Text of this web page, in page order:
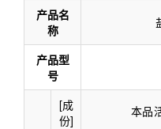
产品名
称
产品型
号
[成
份]
本品